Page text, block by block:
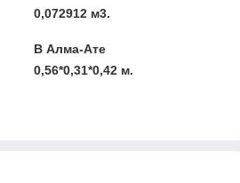
0,072912 м3.
В Алма-Ате
0,56*0,31*0,42 м.